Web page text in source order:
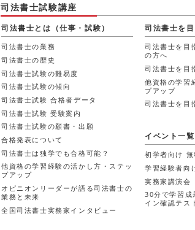
司法書士試験講座
司法書士とは（仕事・試験）
司法書士の業務
司法書士の歴史
司法書士試験の難易度
司法書士試験の傾向
司法書士試験 合格者データ
司法書士試験 受験案内
司法書士試験の願書・出願
合格発表について
司法書士は独学でも合格可能？
他資格の学習経験の活かし方・ステッ
プアップ
オピニオンリーダーが語る司法書士の
業務と未来
全国司法書士実務家インタビュー
司法書士を
司法書士を目
の方へ
司法書士を目
他資格の学習
プアップ
司法書士を目
イベント一覧
初学者向け
学習経験者向
実務家講演会
30分で学習成
イン確認テス